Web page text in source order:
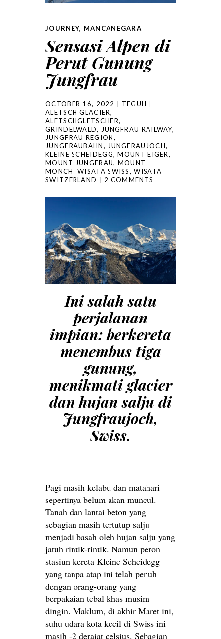
JOURNEY, MANCANEGARA
Sensasi Alpen di
Perut Gunung
Jungfrau
OCTOBER 16, 2022
TEGUH
ALETSCH GLACIER,
ALETSCHGLETSCHER,
GRINDELWALD, JUNGFRAU RAILWAY,
JUNGFRAU REGION,
JUNGFRAUBAHN, JUNGFRAUJOCH,
KLEINE SCHEIDEGG,MOUNT EIGER,
MOUNT JUNGFRAU, MOUNT
MONCH,WISATA SWISS,WISATA
SWITZERLAND
2 COMMENTS
Ini salah satu
perjalanan
impian: berkereta
menembus tiga
gunung,
menikmati glacier
dan hujan salju di
Jungfraujoch,
Swiss.
Pagi masih kelabu dan matahari
sepertinya belum akan muncul.
Tanah dan lantai beton yang
sebagian masih tertutup salju
menjadi basah oleh hujan salju yang
jatuh rintik-rintik. Namun peron
stasiun kereta Kleine Scheidegg
yang tanpa atap ini telah penuh
dengan orang-orang yang
berpakaian tebal khas musim
dingin. Maklum, di akhir Maret ini,
suhu udara kota kecil di Swiss ini
masih -2 derajat celsius. Sebagian